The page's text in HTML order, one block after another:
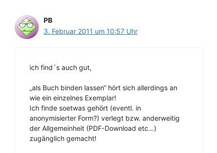
PB
3. Februar 2011 um 10:57 Uhr
ich find´s auch gut,
„als Buch binden lassen“ hört sich allerdings an
wie ein einzelnes Exemplar!
Ich finde soetwas gehört (eventl. in
anonymisierter Form?) verlegt bzw. anderweitig
der Allgemeinheit (PDF-Download etc…)
zugänglich gemacht!